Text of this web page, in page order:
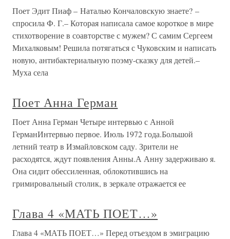
Поет Эдит Пиаф – Наталью Кончаловскую знаете? –
спросила Ф. Г.– Которая написала самое короткое в мире
стихотворение в соавторстве с мужем? С самим Сергеем
Михалковым! Решила потягаться с Чуковским и написать
новую, антибактериальную поэму-сказку для детей.–
Муха села
Поет Анна Герман
Поет Анна Герман Четыре интервью с Анной
ГерманИнтервью первое. Июль 1972 года.Большой
летний театр в Измайловском саду. Зрители не
расходятся, ждут появления Анны.А Анну задерживаю я.
Она сидит обессиленная, облокотившись на
гримировальный столик, в зеркале отражается ее
Глава 4 «МАТЬ ПОЕТ…»
Глава 4 «МАТЬ ПОЕТ…» Перед отъездом в эмиграцию